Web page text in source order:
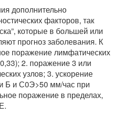
дополнительно
факторов, так
которые в большей или
прогноз заболевания. К
поражение лимфатических
2. поражение 3 или
узлов; 3. ускорение
Б и С0Э>50 мм/час при
поражение в пределах,